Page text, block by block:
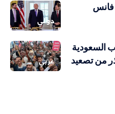
دولي
فانس
عربي
السعودية
تحذر من تصعيد